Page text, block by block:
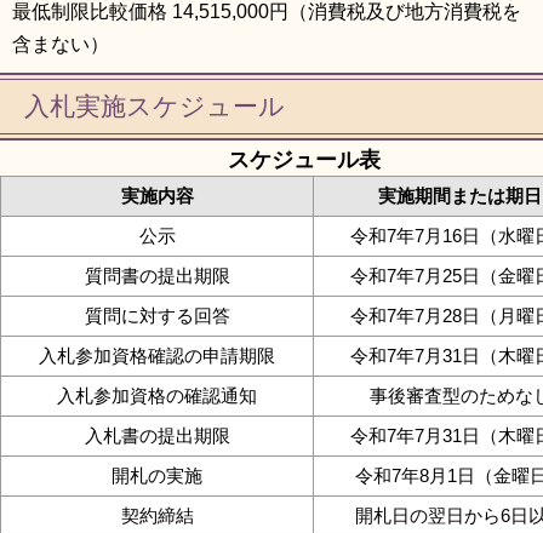
最低制限比較価格 14,515,000円（消費税及び地方消費税を
含まない）
入札実施スケジュール
スケジュール表
実施内容
実施期間または期日
公示
令和7年7月16日（水曜
質問書の提出期限
令和7年7月25日（金曜
質問に対する回答
令和7年7月28日（月曜
入札参加資格確認の申請期限
令和7年7月31日（木曜
入札参加資格の確認通知
事後審査型のためな
入札書の提出期限
令和7年7月31日（木曜
開札の実施
令和7年8月1日（金曜
契約締結
開札日の翌日から6日